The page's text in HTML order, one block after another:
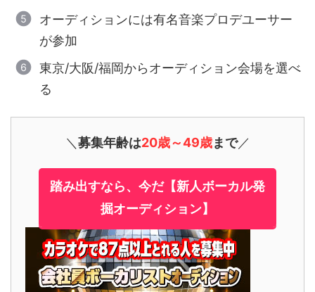
オーディションには有名音楽プロデユーサー
が参加
東京/大阪/福岡からオーディション会場を選べ
る
＼ 募集年齢は20歳～49歳まで／
踏み出すなら、今だ【新人ボーカル発
掘オーディション】